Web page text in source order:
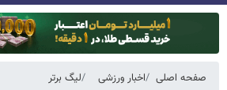
صفحه اصلی اخبار ورزشی لیگ برتر